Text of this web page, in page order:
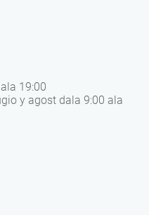
19:00
y agost dala 9:00 ala